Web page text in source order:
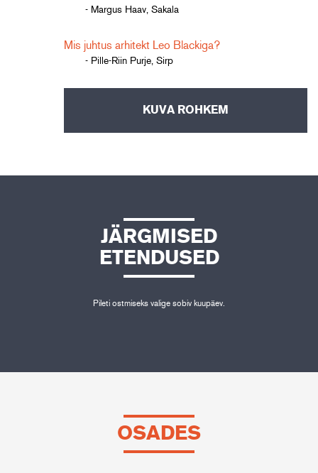
- Margus Haav, Sakala
Mis juhtus arhitekt Leo Blackiga?
- Pille-Riin Purje, Sirp
KUVA ROHKEM
JÄRGMISED
ETENDUSED
Pileti ostmiseks valige sobiv kuupäev.
OSADES